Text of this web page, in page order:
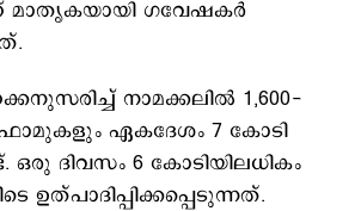
മാതൃകയായി ​ഗവേഷകർ
നാമക്കലിൽ 1,600-
ഏകദേശം 7 കോടി
ദിവസം 6 കോടിയിലധികം
ഉത്പാദിപ്പിക്കപ്പെടുന്നത്.